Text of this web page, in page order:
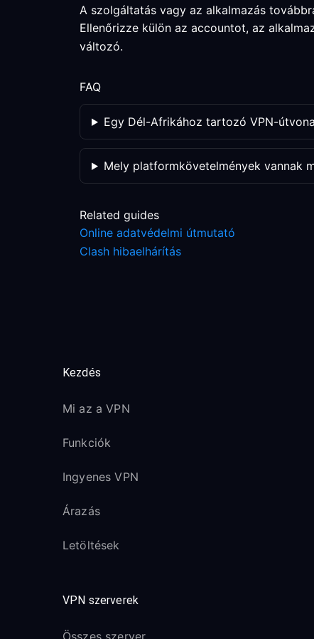
A szolgáltatás vagy az alkalmazás
Ellenőrizze külön az accountot, az
változó.
FAQ
Egy Dél-Afrikához tartozó VPN-
Mely platformkövetelmények vannak
Related guides
Online adatvédelmi útmutató
Clash hibaelhárítás
Kezdés
Mi az a VPN
Funkciók
Ingyenes VPN
Árazás
Letöltések
VPN szerverek
Összes szerver